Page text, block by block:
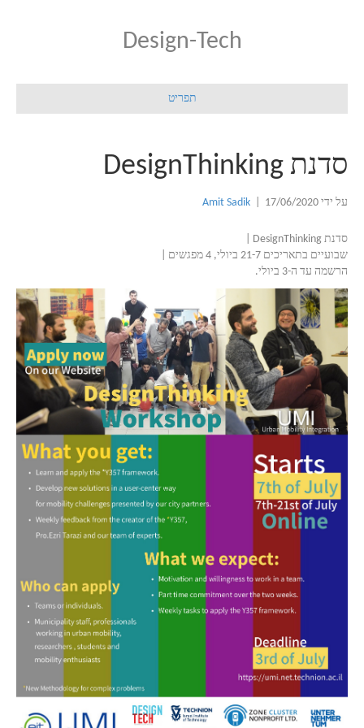
Design-Tech
תפריט
סדנת DesignThinking
על ידי Amit Sadik 17/06/2020
סדנת DesignThinking |
שבועיים בתאריכים 21-7 ביולי, 4 מפגשים |
הרשמה עד ה-3 ביולי.